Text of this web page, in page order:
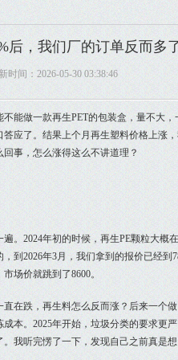
后，我们厂的订单反而多
间：2026-05-30 03:38:46
能做一款再生PET的包装盒，量不大
应了。结果上个月再生塑料价格上涨
事，怎么涨得这么不讲道理？
2024年初的时候，再生PE颗粒大概在
到2026年3月，我们拿到的报价已经到
场价就跳到了8600。
在跌，再生料怎么反而涨？后来一个
本。2025年开始，垃圾分类的要求更
我听完愣了一下，发现自己之前真是想